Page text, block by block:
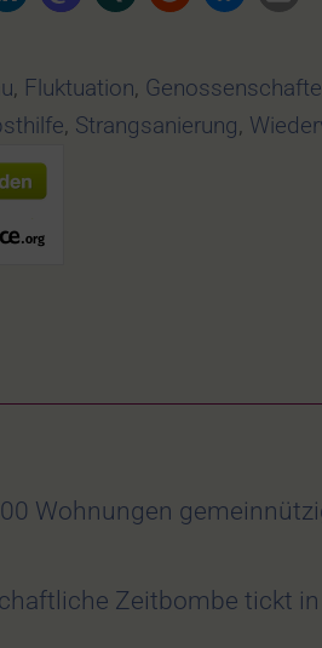
, Fluktuation,
, Strangsanierung,
Wohnungen
Zeitbombe tickt